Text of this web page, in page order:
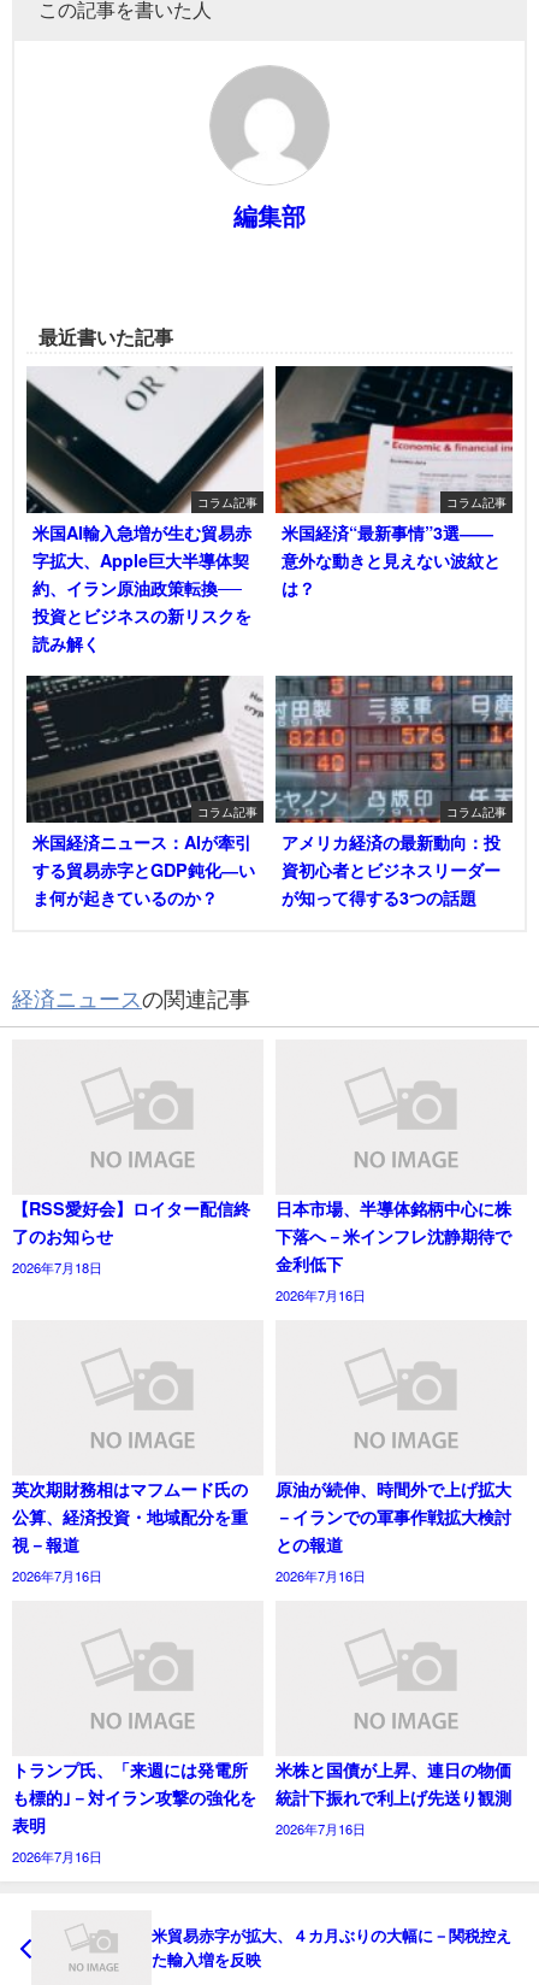
この記事を書いた人
編集部
最近書いた記事
コラム記事
米国AI輸入急増が生む貿易赤
字拡大、Apple巨大半導体契
約、イラン原油政策転換──
投資とビジネスの新リスクを
読み解く
コラム記事
米国経済“最新事情”3選――
意外な動きと見えない波紋と
は？
コラム記事
米国経済ニュース：AIが牽引
する貿易赤字とGDP鈍化―い
ま何が起きているのか？
コラム記事
アメリカ経済の最新動向：投
資初心者とビジネスリーダー
が知って得する3つの話題
経済ニュースの関連記事
【RSS愛好会】ロイター配信終
了のお知らせ
2026年7月18日
日本市場、半導体銘柄中心に株
下落へ－米インフレ沈静期待で
金利低下
2026年7月16日
英次期財務相はマフムード氏の
公算、経済投資・地域配分を重
視－報道
2026年7月16日
原油が続伸、時間外で上げ拡大
－イランでの軍事作戦拡大検討
との報道
2026年7月16日
トランプ氏、「来週には発電所
も標的｣－対イラン攻撃の強化を
表明
2026年7月16日
米株と国債が上昇、連日の物価
統計下振れで利上げ先送り観測
2026年7月16日
米貿易赤字が拡大、４カ月ぶりの大幅に－関税控え
た輸入増を反映